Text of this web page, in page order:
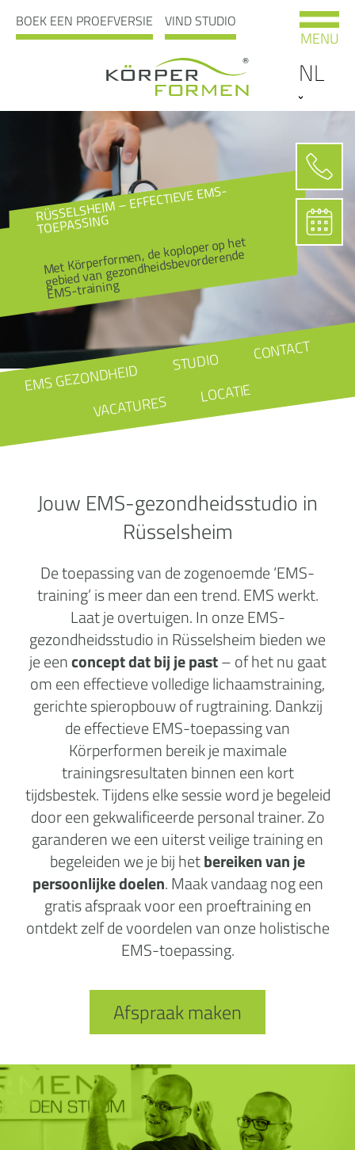
BOEK EEN PROEFVERSIE VIND STUDIO
NL
MENU
RÜSSELSHEIM – EFFECTIEVE EMS-
TOEPASSING
Met Körperformen, de koploper op het
gebied van gezondheidsbevorderende
EMS-training
EMS GEZONDHEID STUDIO CONTACT
VACATURES LOCATIE
Jouw EMS-gezondheidsstudio in
Rüsselsheim
De toepassing van de zogenoemde ‘EMS-
training’ is meer dan een trend. EMS werkt.
Laat je overtuigen. In onze EMS-
gezondheidsstudio in Rüsselsheim bieden we
je eenconcept dat bij je past– of het nu gaat
om een effectieve volledige lichaamstraining,
gerichte spieropbouw of rugtraining. Dankzij
de effectieve EMS-toepassing van
Körperformen bereik je maximale
trainingsresultaten binnen een kort
tijdsbestek. Tijdens elke sessie word je begeleid
door een gekwalificeerde personal trainer. Zo
garanderen we een uiterst veilige training en
begeleiden we je bij hetbereiken van je
persoonlijke doelen. Maak vandaag nog een
gratis afspraak voor een proeftraining en
ontdekt zelf de voordelen van onze holistische
EMS-toepassing.
Afspraak maken